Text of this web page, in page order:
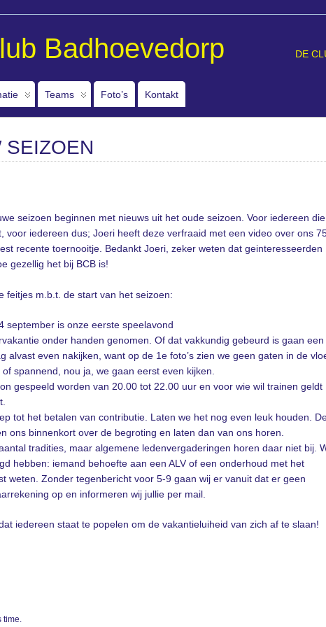
Badhoevedorp DE
Teams Foto’s Kontakt
SEIZOEN
seizoen beginnen met nieuws uit het oude seizoen. Voor iedereen die
voor iedereen dus; Joeri heeft deze verfraaid met een video over ons
recente toernooitje. Bedankt Joeri, zeker weten dat geinteresseerden
gezellig het bij BCB is!
feitjes m.b.t. de start van het seizoen:
september is onze eerste speelavond
onder handen genomen. Of dat vakkundig gebeurd is gaan een
alvast even nakijken, want op de 1e foto’s zien we geen gaten in de
spannend, nou ja, we gaan eerst even kijken.
gespeeld worden van 20.00 tot 22.00 uur en voor wie wil trainen geldt
tot het betalen van contributie. Laten we het nog even leuk houden.
ons binnenkort over de begroting en laten dan van ons horen.
tradities, maar algemene ledenvergaderingen horen daar niet bij.
hebben: iemand behoefte aan een ALV of een onderhoud met het
weten. Zonder tegenbericht voor 5-9 gaan wij er vanuit dat er geen
op en informeren wij jullie per mail.
iedereen staat te popelen om de vakantieluiheid van zich af te slaan!